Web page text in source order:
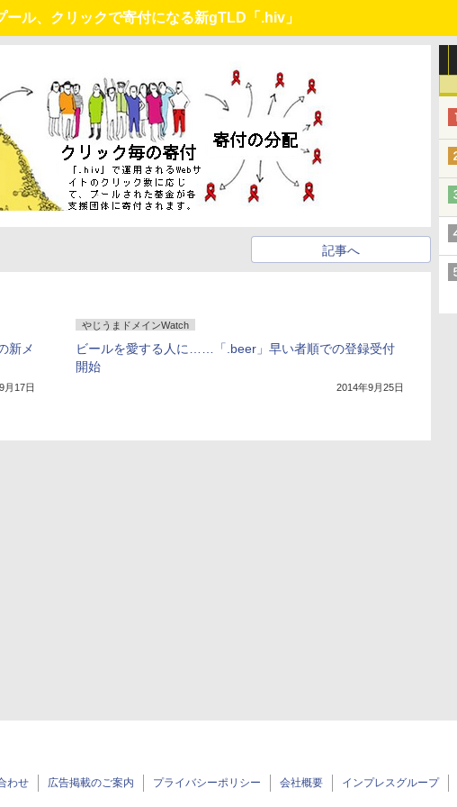
ール、クリックで寄付になる新gTLD「.hiv」
記事へ
新メ
月17日
やじうまドメインWatch
ビールを愛する人に……「.beer」早い者順での登録受付
開始
2014年9月25日
わせ 広告掲載のご案内 プライバシーポリシー 会社概要 インプレスグループ